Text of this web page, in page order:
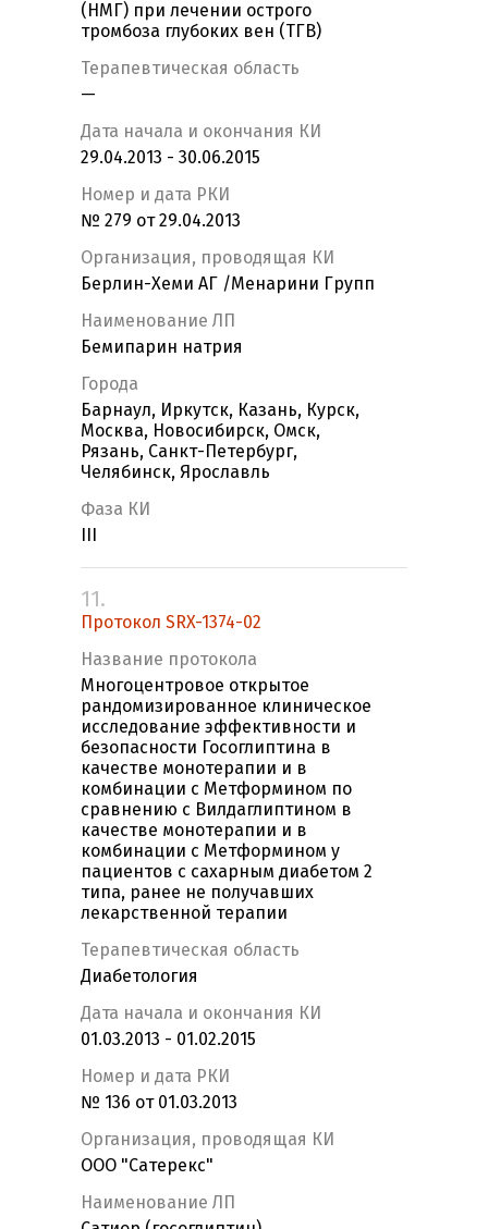
(НМГ) при лечении острого
тромбоза глубоких вен (ТГВ)
Терапевтическая область
—
Дата начала и окончания КИ
29.04.2013 - 30.06.2015
Номер и дата РКИ
№ 279 от 29.04.2013
Организация, проводящая КИ
Берлин-Хеми АГ /Менарини Групп
Наименование ЛП
Бемипарин натрия
Города
Барнаул, Иркутск, Казань, Курск,
Москва, Новосибирск, Омск,
Рязань, Санкт-Петербург,
Челябинск, Ярославль
Фаза КИ
11.
Протокол SRX-1374-02
Название протокола
Многоцентровое открытое
рандомизированное клиническое
исследование эффективности и
безопасности Госоглиптина в
качестве монотерапии и в
комбинации с Метформином по
сравнению с Вилдаглиптином в
качестве монотерапии и в
комбинации с Метформином у
пациентов с сахарным диабетом 2
типа, ранее не получавших
лекарственной терапии
Терапевтическая область
Диабетология
Дата начала и окончания КИ
01.03.2013 - 01.02.2015
Номер и дата РКИ
№ 136 от 01.03.2013
Организация, проводящая КИ
ООО "Сатерекс"
Наименование ЛП